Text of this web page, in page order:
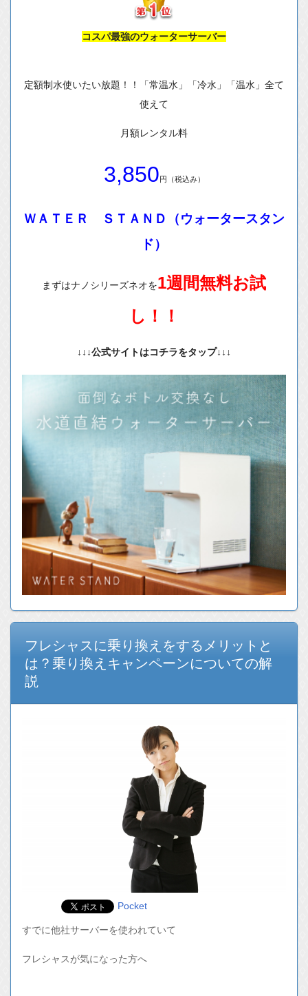
コスパ最強のウォーターサーバー
定額制水使いたい放題！！「常温水」「冷水」「温水」全て
使えて
月額レンタル料
3,850円（税込み）
ＷＡＴＥＲ ＳＴＡＮＤ（ウォータースタン
ド）
まずはナノシリーズネオを1週間無料お試
し！！
↓↓↓公式サイトはコチラをタップ↓↓↓
フレシャスに乗り換えをするメリットと
は？乗り換えキャンペーンについての解
説
Pocket
すでに他社サーバーを使われていて
フレシャスが気になった方へ